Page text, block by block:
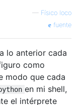
— Físico loco
fuente
lo anterior cada
como
modo que cada
en mi shell,
el intérprete